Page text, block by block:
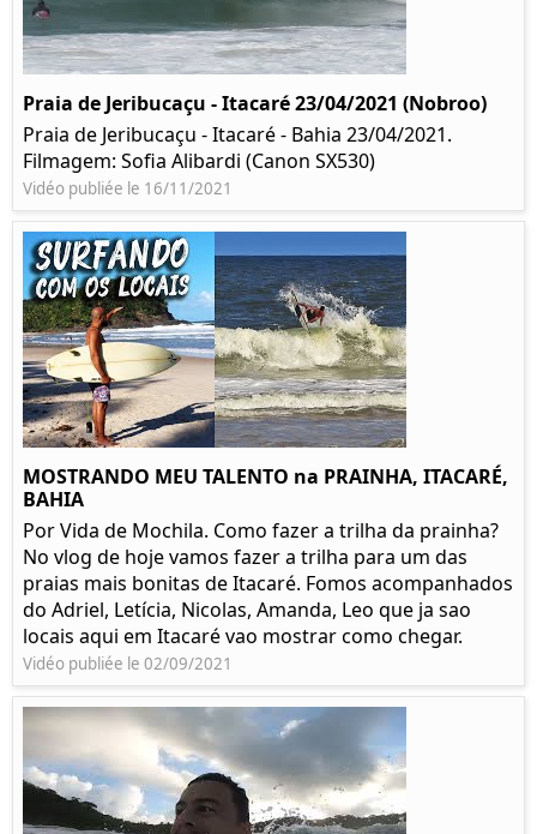
Praia de Jeribucaçu - Itacaré 23/04/2021 (Nobroo)
Praia de Jeribucaçu - Itacaré - Bahia 23/04/2021.
Filmagem: Sofia Alibardi (Canon SX530)
Vidéo publiée le 16/11/2021
MOSTRANDO MEU TALENTO na PRAINHA, ITACARÉ,
BAHIA
Por Vida de Mochila. Como fazer a trilha da prainha?
No vlog de hoje vamos fazer a trilha para um das
praias mais bonitas de Itacaré. Fomos acompanhados
do Adriel, Letícia, Nicolas, Amanda, Leo que ja sao
locais aqui em Itacaré vao mostrar como chegar.
Vidéo publiée le 02/09/2021